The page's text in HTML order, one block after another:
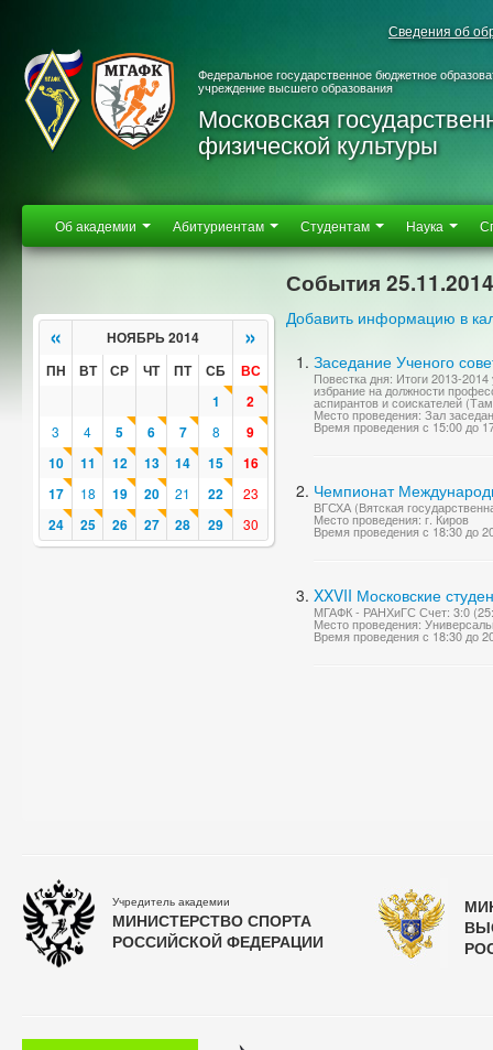
Сведения об
Федеральное государственное бюджетное
учреждение высшего образования
Московская
физической культуры
Об академии Абитуриентам Студентам Наука
« НОЯБРЬ 2014 »
ПН ВТ СР ЧТ ПТ СБ
ВС
1
2
3 4 5 6 7 8
9
10
11 12 13 14 15
16
17
18 19 20 21 22 23
24 25 26 27 28 29 30
События 25.11.2014
Добавить информацию в
Заседание Ученого
Повестка дня: Итоги 2013-
избрание на должности
аспирантов и соискателей
Место проведения: Зал
Время проведения с 15:00 до
Чемпионат
ВГСХА (Вятская
Место проведения: г. Киров
Время проведения с 18:30 до
XXVII Московские
МГАФК - РАНХиГС Счет: 3:0
Место проведения:
Время проведения с 18:30 до
Учредитель академии
МИНИСТЕРСТВО СПОРТА
РОССИЙСКОЙ ФЕДЕРАЦИИ